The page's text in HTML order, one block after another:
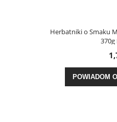
Herbatniki o Smaku
370g
POWIADOM